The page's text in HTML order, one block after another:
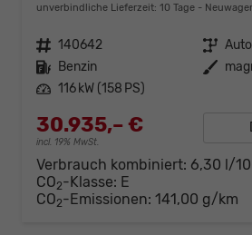
unverbindliche Lieferzeit: 10 Tage
Fahrzeugnr. 140642 Getriebe
Kraftstoff Benzin Außenfarbe
Leistung 116 kW (158 PS)
30.935,– €
incl. 19% MwSt.
Verbrauch kombiniert: 6,30 l/
CO2-Klasse: E
CO2-Emissionen: 141,00 g/km